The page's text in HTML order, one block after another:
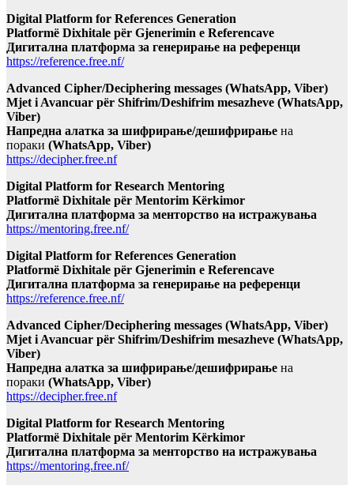
Digital Platform for References Generation
Platformë Dixhitale për Gjenerimin e Referencave
Дигитална платформа за генерирање на референци
https://reference.free.nf/
Advanced Cipher/Deciphering messages (WhatsApp, Viber)
Mjet i Avancuar për Shifrim/Deshifrim mesazheve (WhatsApp,
Viber)
Напредна алатка за шифрирање/дешифрирање на
пораки (WhatsApp, Viber)
https://decipher.free.nf
Digital Platform for Research Mentoring
Platformë Dixhitale për Mentorim Kërkimor
Дигитална платформа за менторство на истражувања
https://mentoring.free.nf/
Digital Platform for References Generation
Platformë Dixhitale për Gjenerimin e Referencave
Дигитална платформа за генерирање на референци
https://reference.free.nf/
Advanced Cipher/Deciphering messages (WhatsApp, Viber)
Mjet i Avancuar për Shifrim/Deshifrim mesazheve (WhatsApp,
Viber)
Напредна алатка за шифрирање/дешифрирање на
пораки (WhatsApp, Viber)
https://decipher.free.nf
Digital Platform for Research Mentoring
Platformë Dixhitale për Mentorim Kërkimor
Дигитална платформа за менторство на истражувања
https://mentoring.free.nf/